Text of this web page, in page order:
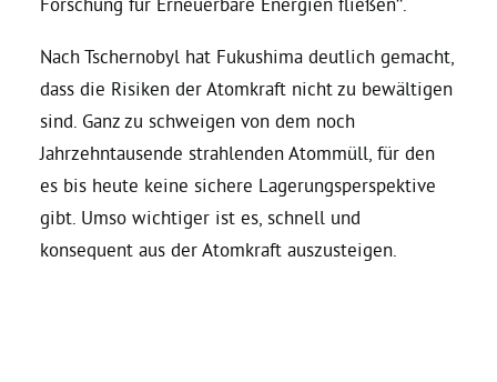
Nach Tschernobyl hat Fukushima deutlich gemacht,
dass die Risiken der Atomkraft nicht zu bewältigen
sind. Ganz zu schweigen von dem noch
Jahrzehntausende strahlenden Atommüll, für den
es bis heute keine sichere Lagerungsperspektive
gibt. Umso wichtiger ist es, schnell und
konsequent aus der Atomkraft auszusteigen.